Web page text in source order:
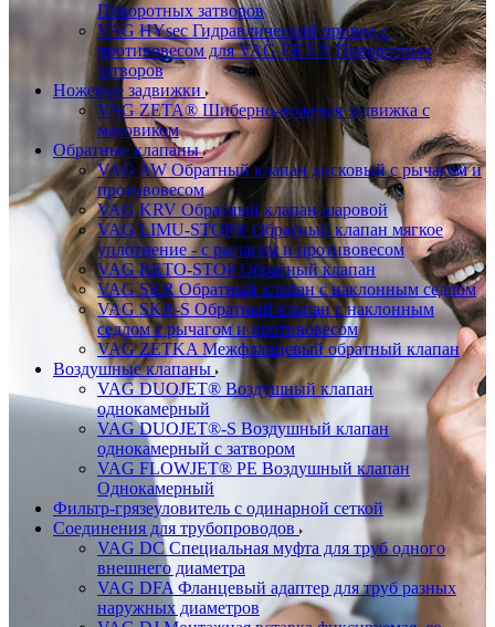
Поворотных затворов
VAG HYsec Гидравлический привод с
противовесом для VAG EKN® Поворотных
затворов
Ножевые задвижки
VAG ZETA® Шиберно-ножевая задвижка с
маховиком
Обратные клапаны
VAG AW Обратный клапан дисковый с рычагом и
противовесом
VAG KRV Обратный клапан шаровой
VAG LIMU-STOP® Обратный клапан мягкое
уплотнение - с рычагом и противовесом
VAG RETO-STOP Обратный клапан
VAG SKR Обратный клапан с наклонным седлом
VAG SKR-S Обратный клапан с наклонным
седлом с рычагом и противовесом
VAG ZETKA Межфланцевый обратный клапан
Воздушные клапаны
VAG DUOJET® Воздушный клапан
однокамерный
VAG DUOJET®-S Воздушный клапан
однокамерный с затвором
VAG FLOWJET® PE Воздушный клапан
Однокамерный
Фильтр-грязеуловитель с одинарной сеткой
Соединения для трубопроводов
VAG DC Специальная муфта для труб одного
внешнего диаметра
VAG DFA Фланцевый адаптер для труб разных
наружных диаметров